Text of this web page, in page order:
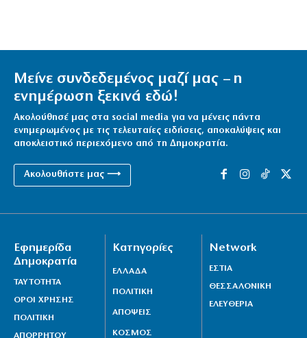
Μείνε συνδεδεμένος μαζί μας – η
ενημέρωση ξεκινά εδώ!
Ακολούθησέ μας στα social media για να μένεις πάντα
ενημερωμένος με τις τελευταίες ειδήσεις, αποκαλύψεις και
αποκλειστικό περιεχόμενο από τη Δημοκρατία.
Ακολουθήστε μας ⟶
Εφημερίδα
Δημοκρατία
ΤΑΥΤΟΤΗΤΑ
ΟΡΟΙ ΧΡΗΣΗΣ
ΠΟΛΙΤΙΚΗ
ΑΠΟΡΡΗΤΟΥ
Κατηγορίες
ΕΛΛΑΔΑ
ΠΟΛΙΤΙΚΗ
ΑΠΟΨΕΙΣ
ΚΟΣΜΟΣ
Network
ΕΣΤΙΑ
ΘΕΣΣΑΛΟΝΙΚΗ
ΕΛΕΥΘΕΡΙΑ